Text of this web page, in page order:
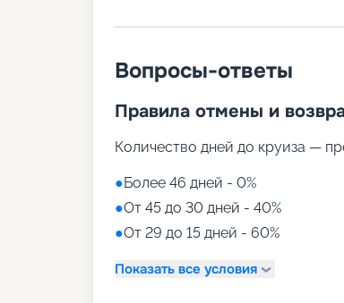
Вопросы-ответы
Правила отмены и
Количество дней до круиза —
●Более 46 дней - 0%
●От 45 до 30 дней - 40%
●От 29 до 15 дней - 60%
Показать все условия